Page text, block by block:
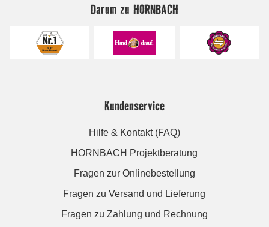
Darum zu HORNBACH
Kundenservice
Hilfe & Kontakt (FAQ)
HORNBACH Projektberatung
Fragen zur Onlinebestellung
Fragen zu Versand und Lieferung
Fragen zu Zahlung und Rechnung